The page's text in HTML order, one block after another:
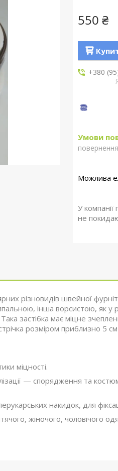
550 ₴
+380
У
не
різновидів швейної
інша ворсистою, як у
застібка має міцне
розміром приблизно 5
міцності.
— спорядження та
накидок, для
жіночого, чоловічого